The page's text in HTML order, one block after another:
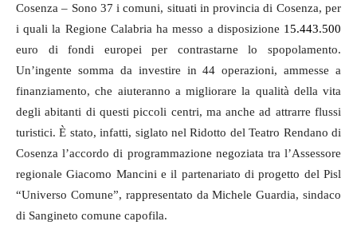
Cosenza – Sono 37 i comuni, situati in provincia di Cosenza, per
i quali la Regione Calabria ha messo a disposizione 15.443.500
euro di fondi europei per contrastarne lo spopolamento.
Un’ingente somma da investire in 44 operazioni, ammesse a
finanziamento, che aiuteranno a migliorare la qualità della vita
degli abitanti di questi piccoli centri, ma anche ad attrarre flussi
turistici. È stato, infatti, siglato nelRidotto del Teatro Rendano di
Cosenzal’accordo di programmazione negoziata tra l’Assessore
regionale Giacomo Mancini e il partenariato di progetto del Pisl
“Universo Comune”, rappresentato da Michele Guardia, sindaco
di Sangineto comune capofila.